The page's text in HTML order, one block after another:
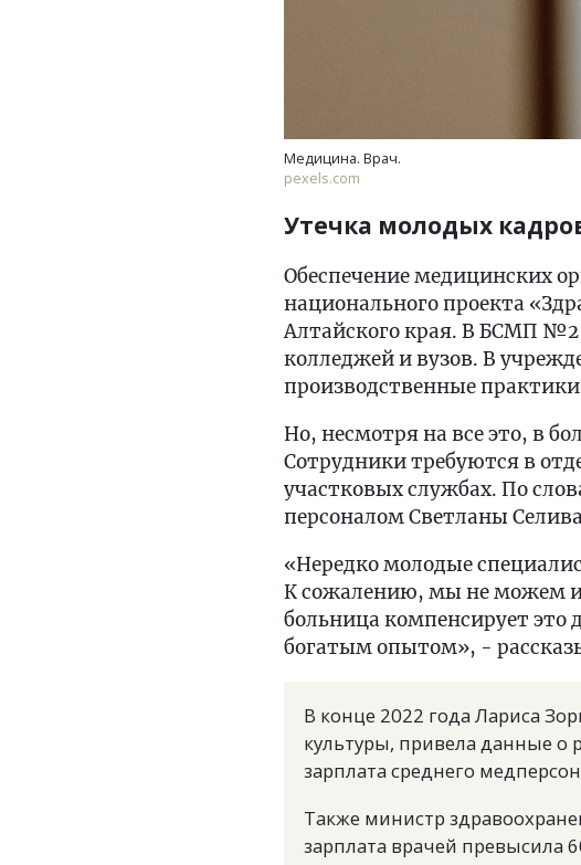
Медицина. Врач.
pexels.com
Утечка молодых
Обеспечение медицинских
национального проекта
Алтайского края. В БСМП
колледжей и вузов. В
производственные
Но, несмотря на все это, в
Сотрудники требуются в
участковых службах. По
персоналом Светланы
«Нередко молодые
К сожалению, мы не можем
больница компенсирует
богатым опытом», -
В конце 2022 года Лариса
культуры, привела данные о
зарплата среднего
Также министр
зарплата врачей превысила